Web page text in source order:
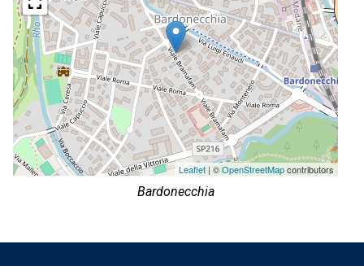
Leaflet| ©OpenStreetMapcontributors
Bardonecchia